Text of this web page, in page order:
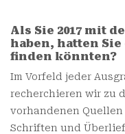
Als Sie 2017 mit
haben, hatten
finden könnten?
Im Vorfeld jeder
recherchieren wir zu
vorhandenen
Schriften und